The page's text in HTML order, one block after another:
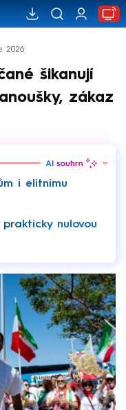
2026
šikanují
zákaz
i elitnímu
nulovou